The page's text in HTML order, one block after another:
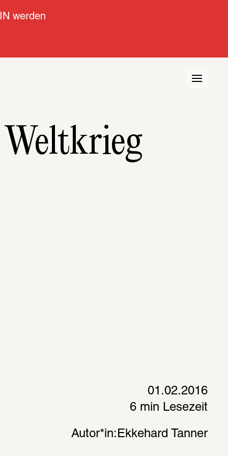
werden
01.02.2016
6 min Lesezeit
Autor*in: Ekkehard Tanner